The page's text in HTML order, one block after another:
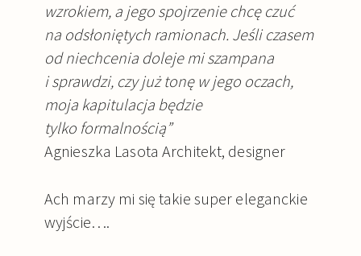
wzrokiem, a jego spojrzenie chcę czuć
na odsłoniętych ramionach. Jeśli czasem
od niechcenia doleje mi szampana
i sprawdzi, czy już tonę w jego oczach,
moja kapitulacja będzie
tylko formalnością”
Agnieszka Lasota Architekt, designer
Ach marzy mi się takie super eleganckie
wyjście….